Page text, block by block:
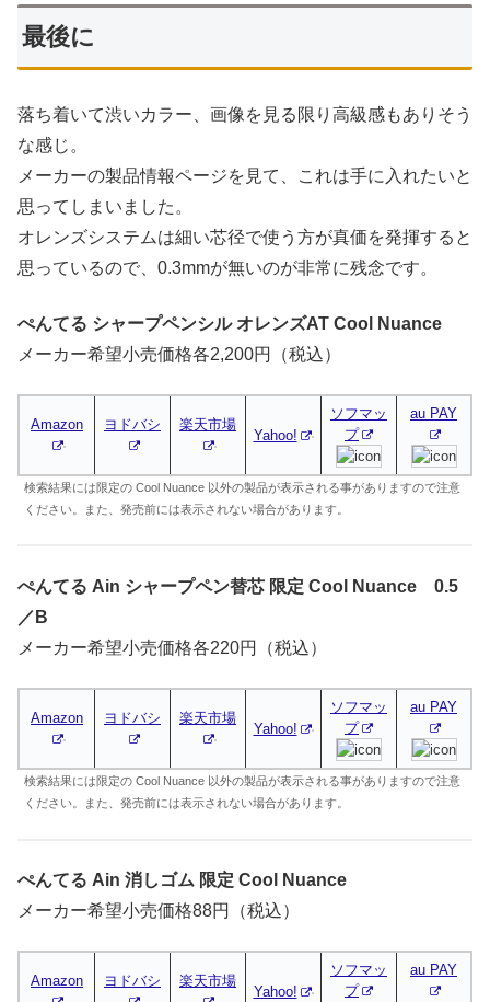
最後に
落ち着いて渋いカラー、画像を見る限り高級感もありそう
な感じ。
メーカーの製品情報ページを見て、これは手に入れたいと
思ってしまいました。
オレンズシステムは細い芯径で使う方が真価を発揮すると
思っているので、0.3mmが無いのが非常に残念です。
ぺんてる シャープペンシル オレンズAT Cool Nuance
メーカー希望小売価格各2,200円（税込）
Amazon ヨドバシ 楽天市場
Yahoo!
ソフマッ
プ
au PAY
検索結果には限定の Cool Nuance 以外の製品が表示される事がありますので注意
ください。また、発売前には表示されない場合があります。
ぺんてる Ain シャープペン替芯 限定 Cool Nuance 0.5
／B
メーカー希望小売価格各220円（税込）
Amazon ヨドバシ 楽天市場
Yahoo!
ソフマッ
プ
au PAY
検索結果には限定の Cool Nuance 以外の製品が表示される事がありますので注意
ください。また、発売前には表示されない場合があります。
ぺんてる Ain 消しゴム 限定 Cool Nuance
メーカー希望小売価格88円（税込）
Amazon ヨドバシ 楽天市場
Yahoo!
ソフマッ
プ
au PAY